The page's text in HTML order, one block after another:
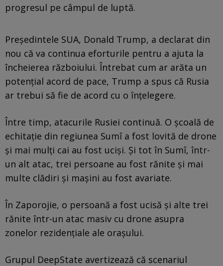
progresul pe câmpul de luptă.
Președintele SUA, Donald Trump, a declarat din
nou că va continua eforturile pentru a ajuta la
încheierea războiului. Întrebat cum ar arăta un
potențial acord de pace, Trump a spus că Rusia
ar trebui să fie de acord cu o înțelegere.
Între timp, atacurile Rusiei continuă. O școală de
echitație din regiunea Sumî a fost lovită de drone
și mai mulți cai au fost uciși. Și tot în Sumî, într-
un alt atac, trei persoane au fost rănite și mai
multe clădiri și mașini au fost avariate.
În Zaporojie, o persoană a fost ucisă și alte trei
rănite într-un atac masiv cu drone asupra
zonelor rezidențiale ale oraşului.
Grupul DeepState avertizează că scenariul